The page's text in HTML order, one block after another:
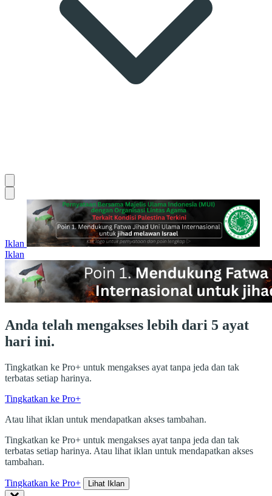
Iklan
Iklan
Anda telah mengakses lebih dari 5 ayat
hari ini.
Tingkatkan ke Pro+ untuk mengakses ayat tanpa jeda dan tak
terbatas setiap harinya.
Tingkatkan ke Pro+
Atau lihat iklan untuk mendapatkan akses tambahan.
Tingkatkan ke Pro+ untuk mengakses ayat tanpa jeda dan tak
terbatas setiap harinya. Atau lihat iklan untuk mendapatkan akses
tambahan.
Tingkatkan ke Pro+ Lihat Iklan